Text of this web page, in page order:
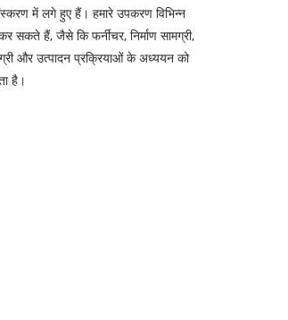
में लगे हुए हैं। हमारे उपकरण विभिन्न
सकते हैं, जैसे कि फर्नीचर, निर्माण सामग्री,
और उत्पादन प्रक्रियाओं के अध्ययन को
है।